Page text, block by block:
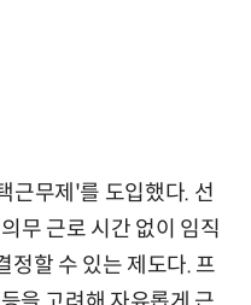
근무제'를 도입했다. 선
무 근로 시간 없이 임직
정할 수 있는 제도다. 프